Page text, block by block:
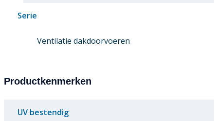
Serie
Ventilatie dakdoorvoeren
Productkenmerken
UV bestendig